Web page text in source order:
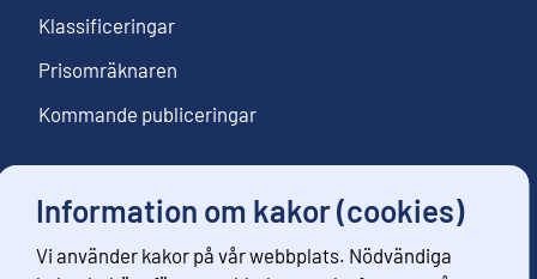
Information om kakor (cookies)
Vi använder kakor på vår webbplats. Nödvändiga
Klassificeringar
Prisomräknaren
Kommande publiceringar
Följ oss
Beställ nyhetsbrev